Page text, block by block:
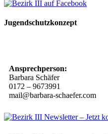
Jugendschutzkonzept
Ansprechperson:
Barbara Schäfer
0172 – 9673991
mail@barbara-schaefer.com